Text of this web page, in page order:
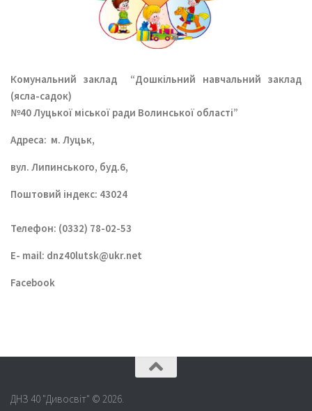
Комунальний заклад
“Дошкільний навчальний заклад
(ясла-садок)
№40 Луцької міської ради Волинської області”
Aдреса: м. Луцьк,
вул. Липинського, буд.6,
Поштовий індекс: 43024
Телефон: (0332) 78-02-53
E- mail: dnz40lutsk@ukr.net
Facebook
ДНЗ 40 "Дивосвіт" © 2026.